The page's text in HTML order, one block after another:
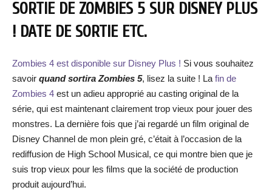
SORTIE DE ZOMBIES 5 SUR DISNEY PLUS
! DATE DE SORTIE ETC.
Zombies 4 est disponible sur Disney Plus ! Si vous souhaitez
savoir quand sortira Zombies 5, lisez la suite ! La fin de
Zombies 4 est un adieu approprié au casting original de la
série, qui est maintenant clairement trop vieux pour jouer des
monstres. La dernière fois que j’ai regardé un film original de
Disney Channel de mon plein gré, c’était à l’occasion de la
rediffusion de High School Musical, ce qui montre bien que je
suis trop vieux pour les films que la société de production
produit aujourd’hui.